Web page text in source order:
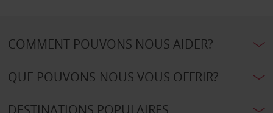
COMMENT POUVONS NOUS AIDER?
QUE POUVONS-NOUS VOUS OFFRIR?
DESTINATIONS POPULAIRES